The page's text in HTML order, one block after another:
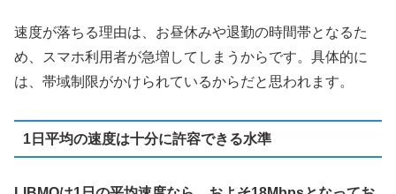
速度が落ちる理由は、お昼休みや退勤の時間帯となるた
め、スマホ利用者が急増してしまうからです。具体的に
は、帯域制限がかけられているからだと思われます。
1日平均の速度は十分に許容できる水準